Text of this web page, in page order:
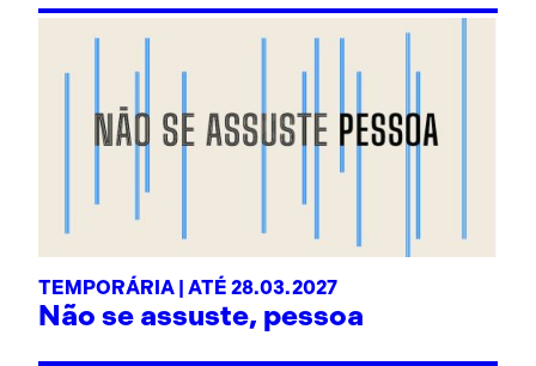
TEMPORÁRIA | ATÉ 28.03.2027
Não se assuste, pessoa